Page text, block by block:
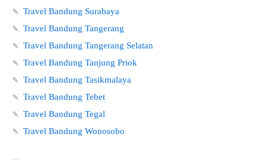
🍡 Travel Bandung Surabaya
🍡 Travel Bandung Tangerang
🍡 Travel Bandung Tangerang Selatan
🍡 Travel Bandung Tanjung Priok
🍡 Travel Bandung Tasikmalaya
🍡 Travel Bandung Tebet
🍡 Travel Bandung Tegal
🍡 Travel Bandung Wonosobo